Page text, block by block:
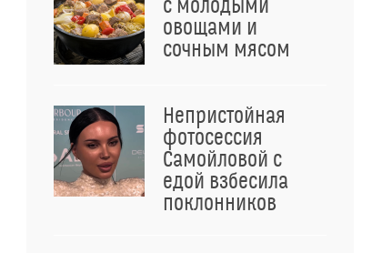
с молодыми
овощами и
сочным мясом
Непристойная
фотосессия
Самойловой с
едой взбесила
поклонников